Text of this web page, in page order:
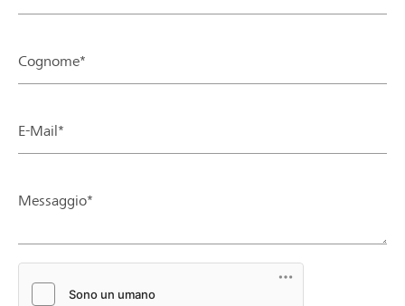
Cognome*
E-Mail*
Messaggio*